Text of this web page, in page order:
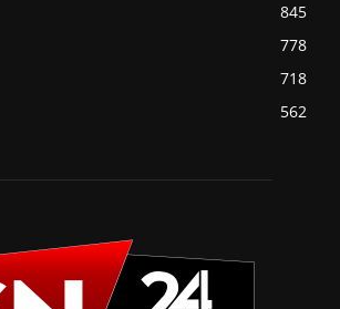
845
778
718
562